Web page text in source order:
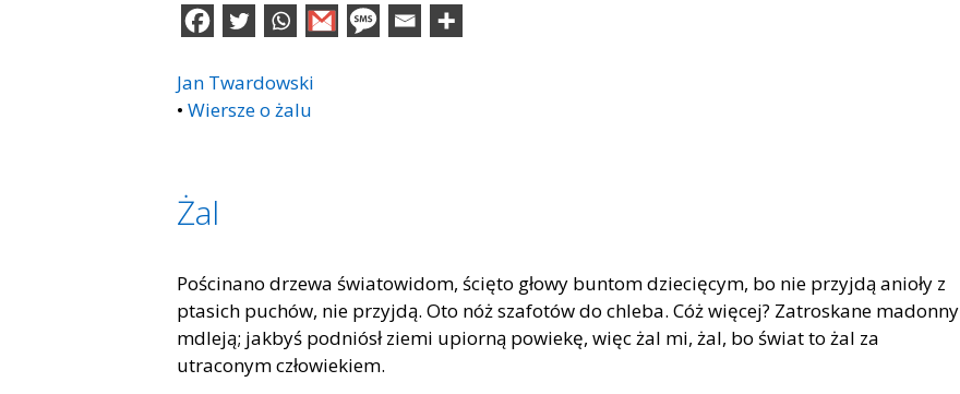
Jan Twardowski
• Wiersze o żalu
Żal
Pościnano drzewa światowidom, ścięto głowy buntom dziecięcym, bo nie przyjdą anioły z
ptasich puchów, nie przyjdą. Oto nóż szafotów do chleba. Cóż więcej? Zatroskane madonny
mdleją; jakbyś podniósł ziemi upiorną powiekę, więc żal mi, żal, bo świat to żal za
utraconym człowiekiem.